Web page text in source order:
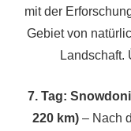
mit der
Gebiet von
Landschaft.
7. Tag:
220 km) – Nach